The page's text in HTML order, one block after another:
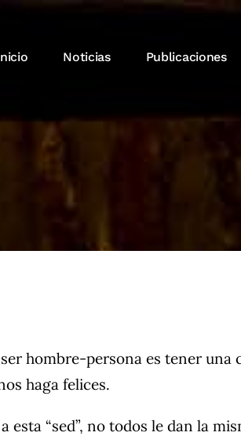
Noticias Publicaciones
hombre-persona es tener una
haga felices.
esta “sed”, no todos le dan la